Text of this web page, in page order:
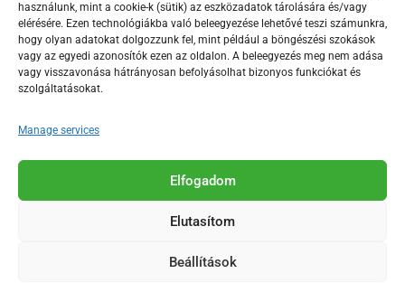
használunk, mint a cookie-k (sütik) az eszközadatok tárolására és/vagy
elérésére. Ezen technológiákba való beleegyezése lehetővé teszi számunkra,
hogy olyan adatokat dolgozzunk fel, mint például a böngészési szokások
vagy az egyedi azonosítók ezen az oldalon. A beleegyezés meg nem adása
vagy visszavonása hátrányosan befolyásolhat bizonyos funkciókat és
szolgáltatásokat.
Manage services
Elfogadom
Elutasítom
Beállítások
F
a
c
e
o
o
-
Y
o
u
t
b
e
s
T
i
k
Az Érd Média médiaszolgáltatási tevékenységét a
Médiatanács a Magyar Média Mecenatúra program
2018-2026. © Minden jog fenntartva, Érd Megyei Jogú Város